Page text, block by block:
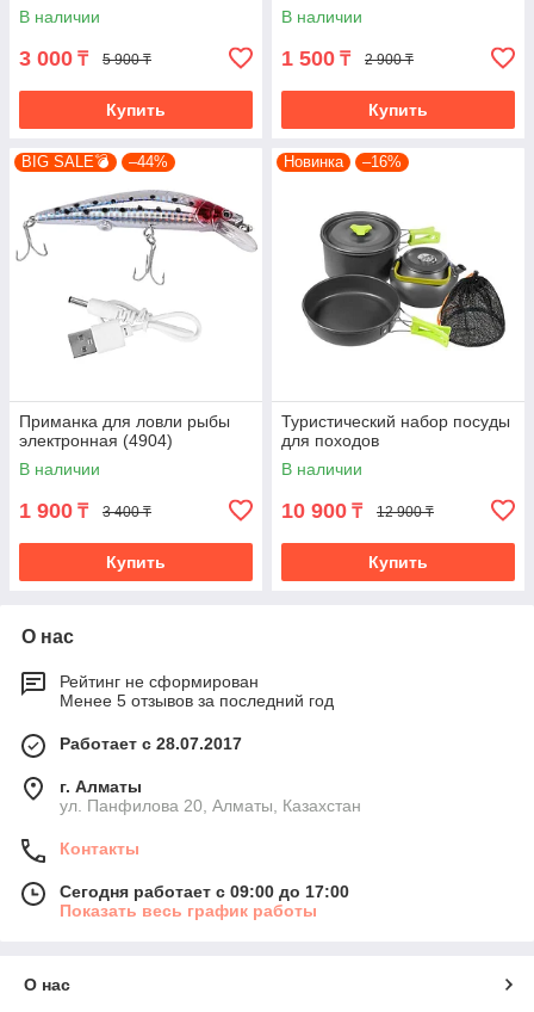
В наличии
3 000 ₸ 5 900 ₸
Купить
В наличии
1 500 ₸ 2 900 ₸
Купить
BIG SALE💣 –44%
Приманка для ловли рыбы
электронная (4904)
В наличии
1 900 ₸ 3 400 ₸
Купить
Новинка –16%
Туристический набор посуды
для походов
В наличии
10 900 ₸ 12 900 ₸
Купить
О нас
Рейтинг не сформирован
Менее 5 отзывов за последний год
Работает с 28.07.2017
г. Алматы
ул. Панфилова 20, Алматы, Казахстан
Контакты
Сегодня работает с 09:00 до 17:00
Показать весь график работы
О нас